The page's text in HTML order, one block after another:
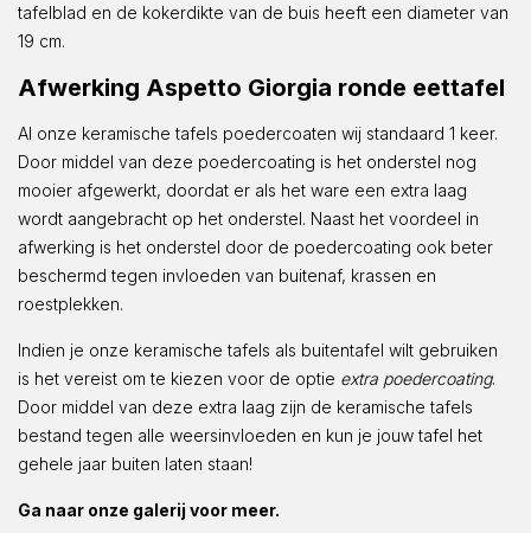
tafelblad en de kokerdikte van de buis heeft een diameter van
19 cm.
Afwerking Aspetto Giorgia ronde eettafel
Al onze keramische tafels poedercoaten wij standaard 1 keer.
Door middel van deze poedercoating is het onderstel nog
mooier afgewerkt, doordat er als het ware een extra laag
wordt aangebracht op het onderstel. Naast het voordeel in
afwerking is het onderstel door de poedercoating ook beter
beschermd tegen invloeden van buitenaf, krassen en
roestplekken.
Indien je onze keramische tafels als buitentafel wilt gebruiken
is het vereist om te kiezen voor de optie extra poedercoating.
Door middel van deze extra laag zijn de keramische tafels
bestand tegen alle weersinvloeden en kun je jouw tafel het
gehele jaar buiten laten staan!
Ga naar onze galerij voor meer.